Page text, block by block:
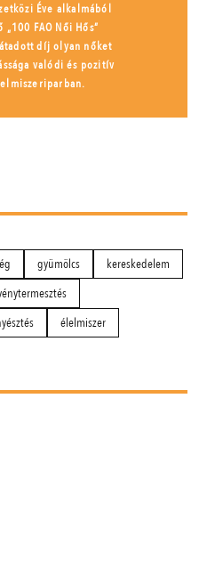
Éve alkalmából
FAO Női Hős”
díj olyan nőket
valódi és pozitív
gyümölcs
kereskedelem
élelmiszer